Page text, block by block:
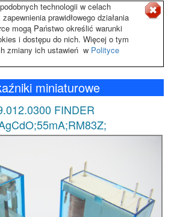
technologii w celach
prawidłowego działania
mogą Państwo określić warunki
i dostępu do nich. Więcej o tym
zmiany ich ustawień w Polityce
miniaturowe
FINDER